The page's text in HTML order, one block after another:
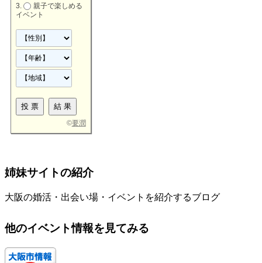
親子で楽しめる
イベント
©要潤
姉妹サイトの紹介
大阪の婚活・出会い場・イベントを紹介するブログ
他のイベント情報を見てみる